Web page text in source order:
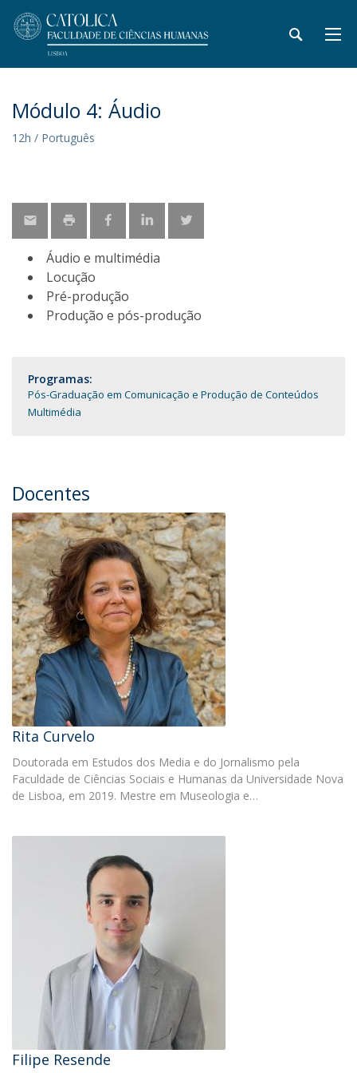
Módulo 4: Áudio
12h / Português
Áudio e multimédia
Locução
Pré-produção
Produção e pós-produção
Programas:
Pós-Graduação em Comunicação e Produção de Conteúdos
Multimédia
Docentes
Rita Curvelo
Doutorada em Estudos dos Media e do Jornalismo pela
Faculdade de Ciências Sociais e Humanas da Universidade Nova
de Lisboa, em 2019. Mestre em Museologia e…
Filipe Resende